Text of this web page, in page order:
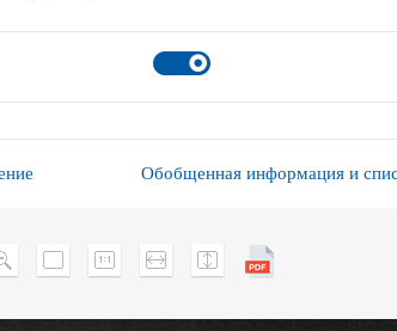
Обобщенная информация и